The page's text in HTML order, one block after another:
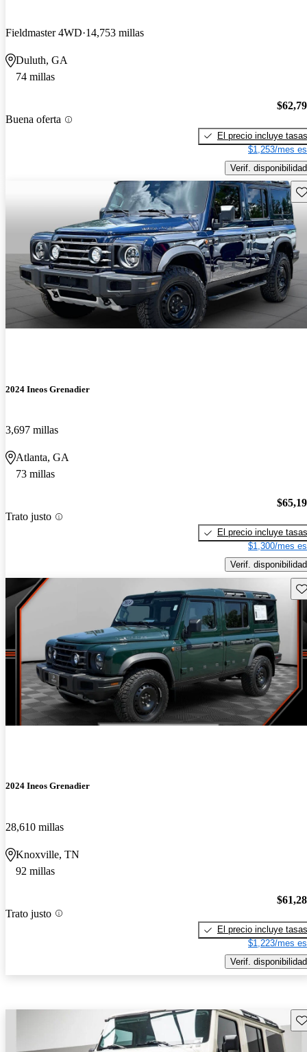
Fieldmaster 4WD 14,753 millas
Duluth, GA
74 millas
Buena oferta
El precio incluye tasas
$1,253/mes
Verif. disponibilidad
2024 Ineos Grenadier
3,697 millas
Atlanta, GA
73 millas
Trato justo
El precio incluye tasas
$1,300/mes
Verif. disponibilidad
2024 Ineos Grenadier
28,610 millas
Knoxville, TN
92 millas
Trato justo
El precio incluye tasas
$1,223/mes
Verif. disponibilidad